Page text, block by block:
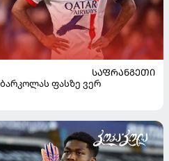
ᲡᲐᲤᲠᲐᲜᲒᲔᲗᲘ
ფასზე ვერ